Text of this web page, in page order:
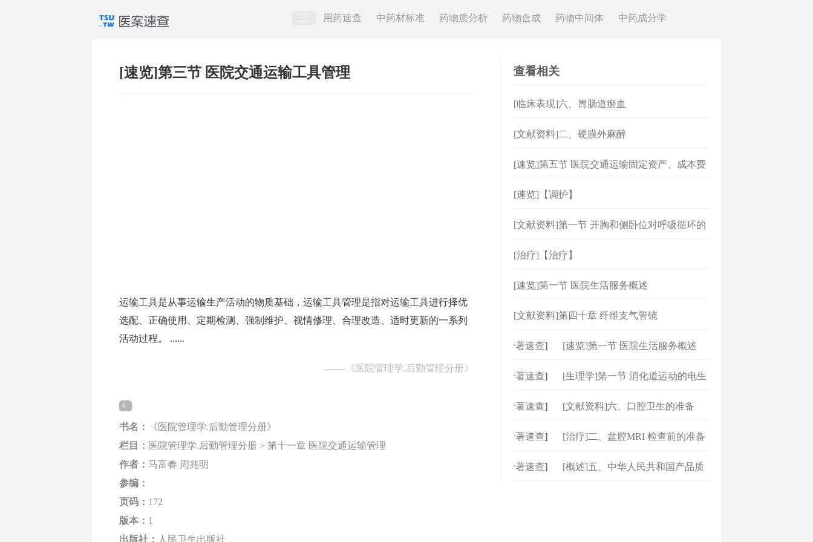
用药速查 中药材标准 药物质分析 药物合成 药物中间体 中药成分学
[速览]第三节 医院交通运输工具管理
运输工具是从事运输生产活动的物质基础，运输工具管理是指对运输工具进行择优
选配、正确使用、定期检测、强制维护、视情修理、合理改造、适时更新的一系列
活动过程。 ......
—— 《医院管理学.后勤管理分册》
书名：
《医院管理学.后勤管理分册》
栏目： 医院管理学.后勤管理分册 > 第十一章 医院交通运输管理
作者： 马富春 周兆明
参编：
页码： 172
版本： 1
出版社： 人民卫生出版社
查看相关
[临床表现]六、胃肠道瘀血
[文献资料]二、硬膜外麻醉
[速览]第五节 医院交通运输固定资产、成本费
[速览]【调护】
[文献资料]第一节 开胸和侧卧位对呼吸循环的
[治疗]【治疗】
[速览]第一节 医院生活服务概述
[文献资料]第四十章 纤维支气管镜
专著速查] [速览]第一节 医院生活服务概述
专著速查] [生理学]笫一节 消化道运动的电生
专著速查] [文献资料]六、口腔卫生的准备
专著速查] [治疗]二、盆腔MRI 检查前的准备
专著速查]
[概述]五、中华人民共和国产品质